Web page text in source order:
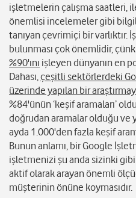
işletmelerin çalışma saatleri,
önemlisi incelemeler gibi
tanıyan çevrimiçi bir varlıktır.
bulunması çok önemlidir,
%90'ını işleyen dünyanın en
Dahası,çeşitli sektörlerdeki
üzerinde yapılan bir
%84'ünün ‘keşif aramaları’
doğrudan aramalar olduğu
ayda 1.000'den fazla keşif
Bunun anlamı, bir Google
işletmenizi şu anda sizinki
aktif olarak arayan önemli
müşterinin önüne koymasıdır.